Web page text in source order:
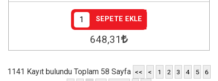
SEPETE EKLE
648,31
1141 Kayıt bulundu Toplam 58 Sayfa << < 1 2 3 4 5
6